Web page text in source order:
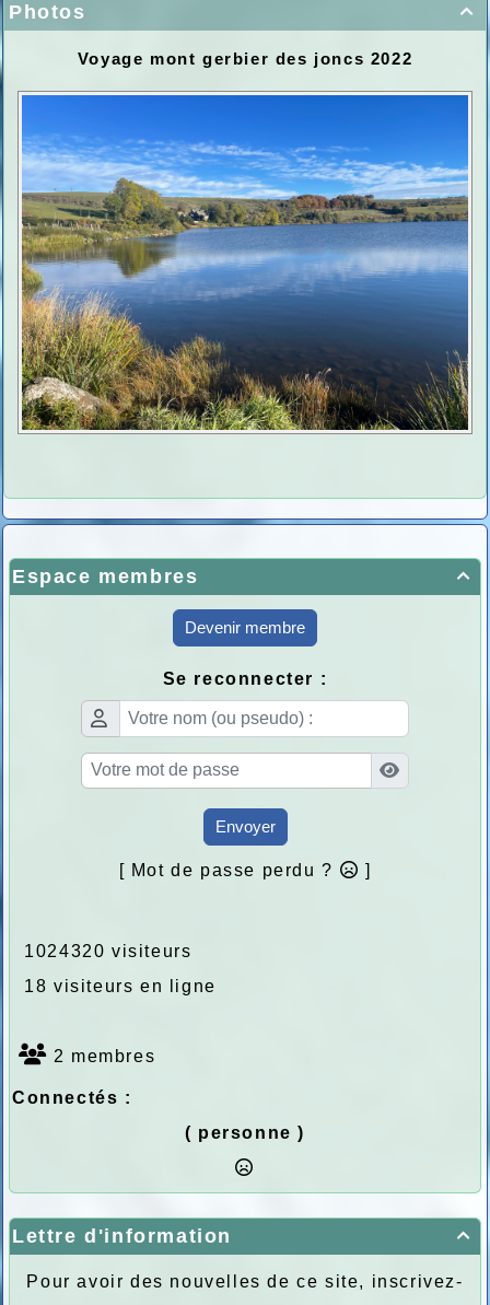

Photos
Voyage mont gerbier des joncs 2022

Espace membres
Devenir membre
Se reconnecter :
Envoyer
[ Mot de passe perdu ? ]
1024320 visiteurs
18 visiteurs en ligne
2 membres
Connectés :
( personne )

Lettre d'information
Pour avoir des nouvelles de ce site, inscrivez-